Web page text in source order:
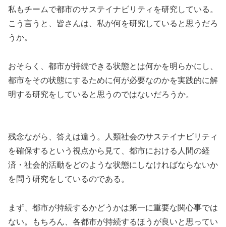
私もチームで都市のサステイナビリティを研究している。
こう言うと、皆さんは、私が何を研究していると思うだろ
うか。
おそらく、都市が持続できる状態とは何かを明らかにし、
都市をその状態にするために何が必要なのかを実践的に解
明する研究をしていると思うのではないだろうか。
残念ながら、答えは違う。人類社会のサステイナビリティ
を確保するという視点から見て、都市における人間の経
済・社会的活動をどのような状態にしなければならないか
を問う研究をしているのである。
まず、都市が持続するかどうかは第一に重要な関心事では
ない。もちろん、各都市が持続するほうが良いと思ってい